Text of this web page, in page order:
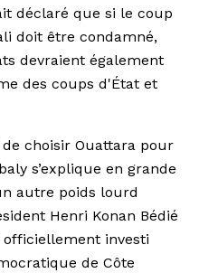
déclaré que si le coup
doit être condamné,
devraient également
des coups d'État et
de choisir Ouattara pour
s’explique en grande
autre poids lourd
Henri Konan Bédié
officiellement investi
de Côte